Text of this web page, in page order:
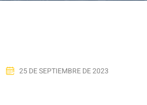
25 DE SEPTIEMBRE DE 2023